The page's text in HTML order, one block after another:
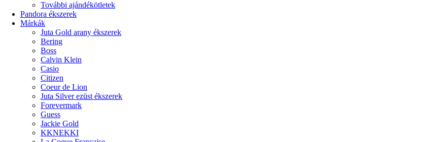
További ajándékötletek
Pandora ékszerek
Márkák
Juta Gold arany ékszerek
Bering
Boss
Calvin Klein
Casio
Citizen
Coeur de Lion
Juta Silver ezüst ékszerek
Forevermark
Guess
Jackie Gold
KKNEKKI